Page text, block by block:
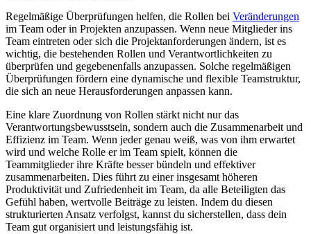
Regelmäßige Überprüfungen helfen, die Rollen bei Veränderungen
im Team oder in Projekten anzupassen. Wenn neue Mitglieder ins
Team eintreten oder sich die Projektanforderungen ändern, ist es
wichtig, die bestehenden Rollen und Verantwortlichkeiten zu
überprüfen und gegebenenfalls anzupassen. Solche regelmäßigen
Überprüfungen fördern eine dynamische und flexible Teamstruktur,
die sich an neue Herausforderungen anpassen kann.
Eine klare Zuordnung von Rollen stärkt nicht nur das
Verantwortungsbewusstsein, sondern auch die Zusammenarbeit und
Effizienz im Team. Wenn jeder genau weiß, was von ihm erwartet
wird und welche Rolle er im Team spielt, können die
Teammitglieder ihre Kräfte besser bündeln und effektiver
zusammenarbeiten. Dies führt zu einer insgesamt höheren
Produktivität und Zufriedenheit im Team, da alle Beteiligten das
Gefühl haben, wertvolle Beiträge zu leisten. Indem du diesen
strukturierten Ansatz verfolgst, kannst du sicherstellen, dass dein
Team gut organisiert und leistungsfähig ist.